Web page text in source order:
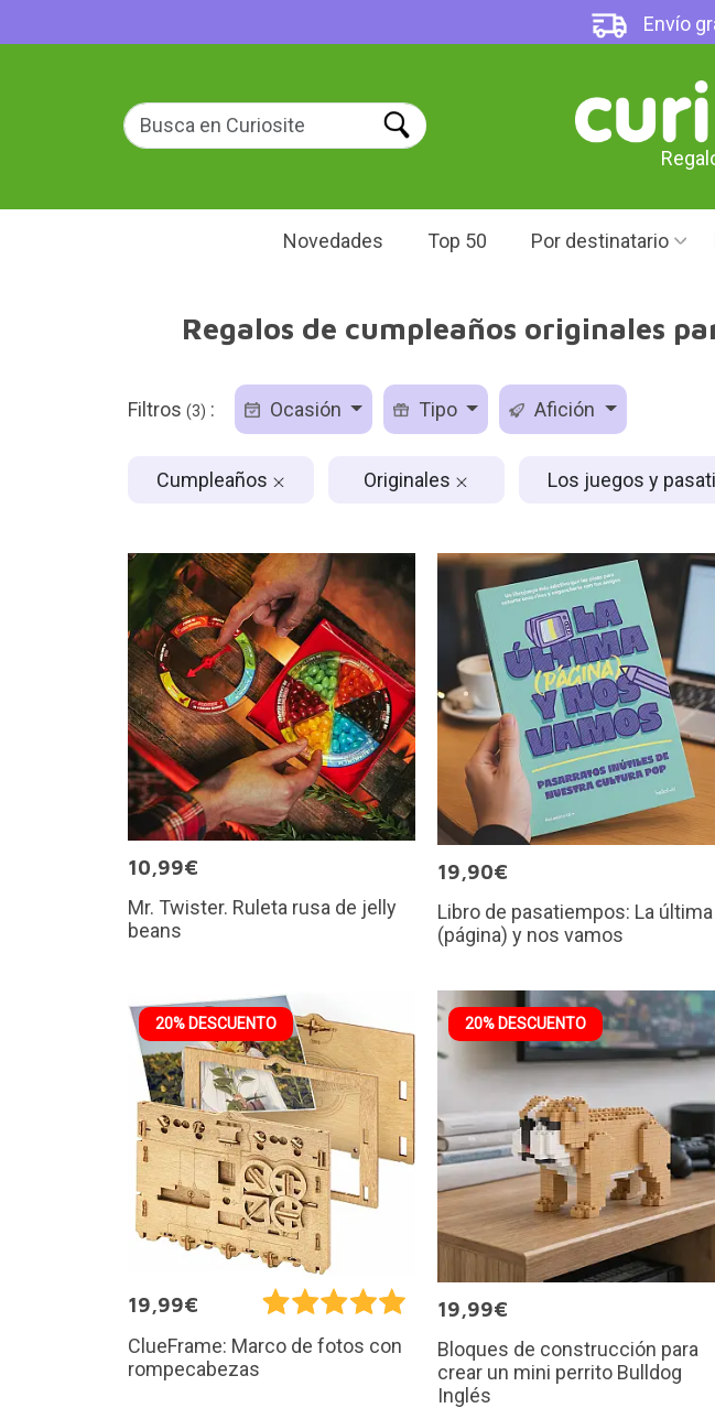
Envío
Novedades Top 50 Por destinatario
Regalos de cumpleaños originales
Filtros (3) : Ocasión Tipo Afición
Cumpleaños Originales Los juegos y
10,99€
Mr. Twister. Ruleta rusa de jelly
beans
19,90€
Libro de pasatiempos: La última
(página) y nos vamos
20% DESCUENTO
19,99€
ClueFrame: Marco de fotos con
rompecabezas
20% DESCUENTO
19,99€
Bloques de construcción para
crear un mini perrito Bulldog
Inglés